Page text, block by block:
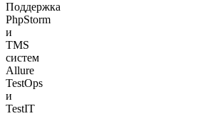
Поддержка
PhpStorm
и
TMS
систем
Allure
TestOps
и
TestIT